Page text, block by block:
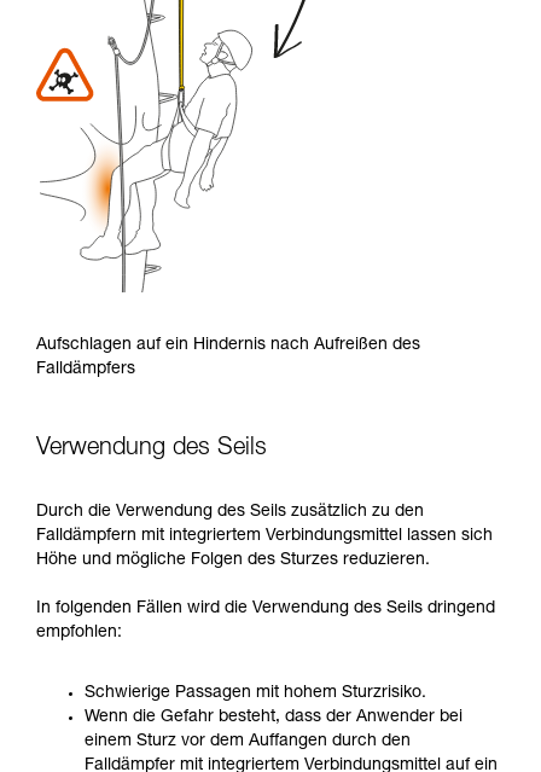
Aufschlagen auf ein Hindernis nach Aufreißen des
Falldämpfers
Verwendung des Seils
Durch die Verwendung des Seils zusätzlich zu den
Falldämpfern mit integriertem Verbindungsmittel lassen sich
Höhe und mögliche Folgen des Sturzes reduzieren.
In folgenden Fällen wird die Verwendung des Seils dringend
empfohlen:
Schwierige Passagen mit hohem Sturzrisiko.
Wenn die Gefahr besteht, dass der Anwender bei
einem Sturz vor dem Auffangen durch den
Falldämpfer mit integriertem Verbindungsmittel auf ein